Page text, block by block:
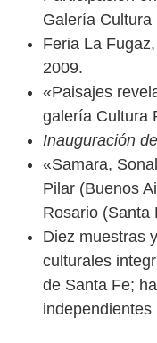
Galería Cultura
Feria La
2009.
«Paisajes
galería Cultura
Inauguración
«Samara,
Pilar (Buenos
Rosario (Santa
Diez muestras
culturales
de Santa Fe;
independientes